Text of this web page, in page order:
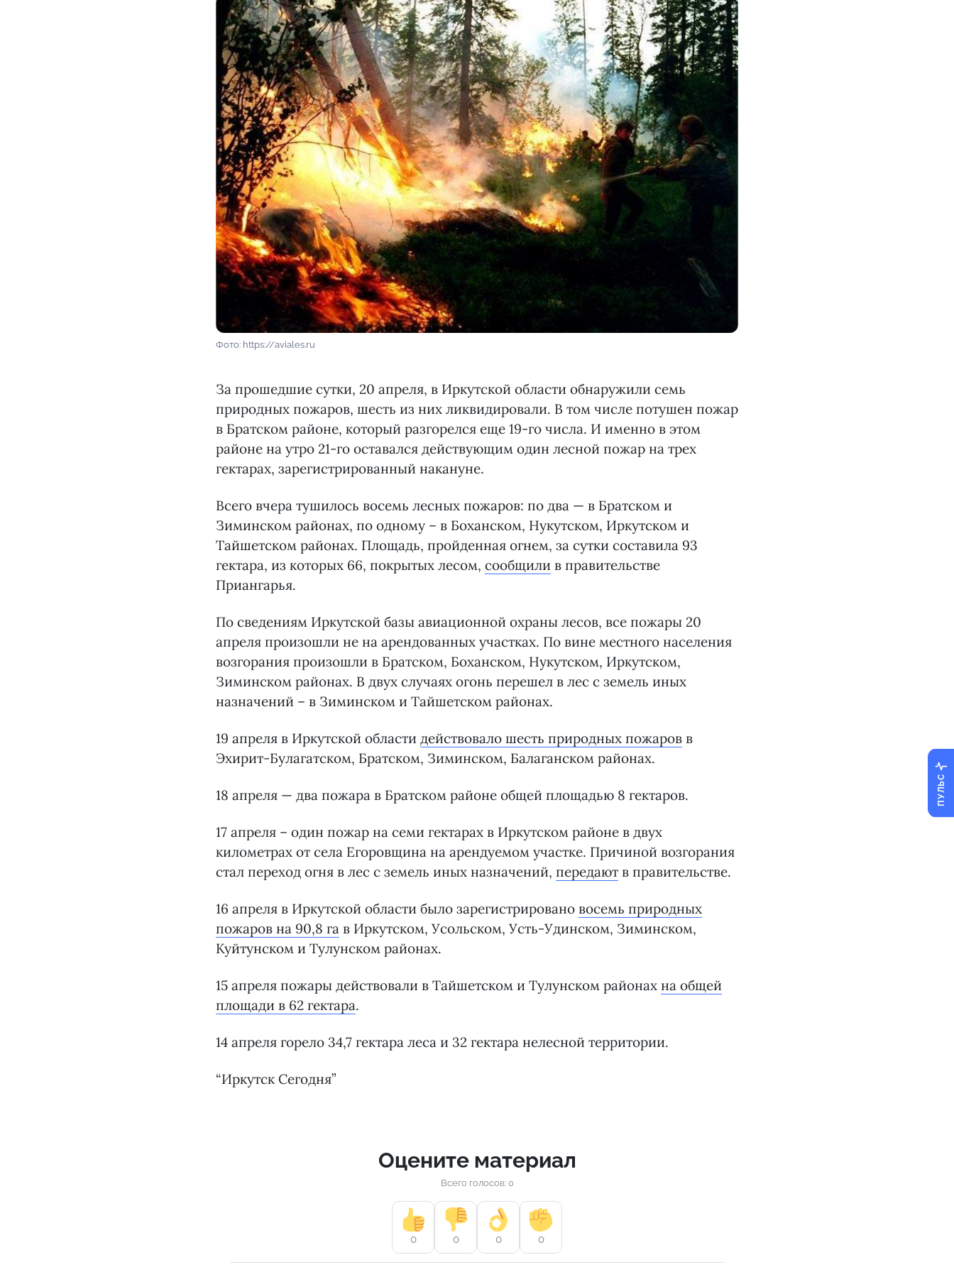
Фото: https://aviales.ru
За прошедшие сутки, 20 апреля, в Иркутской области обнаружили семь
природных пожаров, шесть из них ликвидировали. В том числе потушен пожар
в Братском районе, который разгорелся еще 19-го числа. И именно в этом
районе на утро 21-го оставался действующим один лесной пожар на трех
гектарах, зарегистрированный накануне.
Всего вчера тушилось восемь лесных пожаров: по два — в Братском и
Зиминском районах, по одному – в Боханском, Нукутском, Иркутском и
Тайшетском районах. Площадь, пройденная огнем, за сутки составила 93
гектара, из которых 66, покрытых лесом, сообщили в правительстве
Приангарья.
По сведениям Иркутской базы авиационной охраны лесов, все пожары 20
апреля произошли не на арендованных участках. По вине местного населения
возгорания произошли в Братском, Боханском, Нукутском, Иркутском,
Зиминском районах. В двух случаях огонь перешел в лес с земель иных
назначений – в Зиминском и Тайшетском районах.
19 апреля в Иркутской области действовало шесть природных пожаров в
Эхирит-Булагатском, Братском, Зиминском, Балаганском районах.
18 апреля — два пожара в Братском районе общей площадью 8 гектаров.
17 апреля – один пожар на семи гектарах в Иркутском районе в двух
километрах от села Егоровщина на арендуемом участке. Причиной возгорания
стал переход огня в лес с земель иных назначений, передают в правительстве.
16 апреля в Иркутской области было зарегистрировано восемь природных
пожаров на 90,8 га в Иркутском, Усольском, Усть-Удинском, Зиминском,
Куйтунском и Тулунском районах.
15 апреля пожары действовали в Тайшетском и Тулунском районах на общей
площади в 62 гектара.
14 апреля горело 34,7 гектара леса и 32 гектара нелесной территории.
“Иркутск Сегодня”
Оцените материал
Всего голосов: 0
0 0 0 0
ПУЛЬС